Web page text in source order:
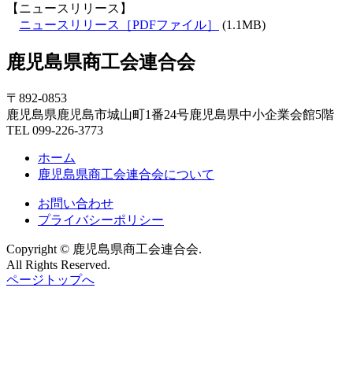
【ニュースリリース】
ニュースリリース［PDFファイル］
(1.1MB)
鹿児島県商工会連合会
〒892-0853
鹿児島県鹿児島市城山町1番24号鹿児島県中小企業会館5階
TEL 099-226-3773
ホーム
鹿児島県商工会連合会について
お問い合わせ
プライバシーポリシー
Copyright © 鹿児島県商工会連合会.
All Rights Reserved.
ページトップへ